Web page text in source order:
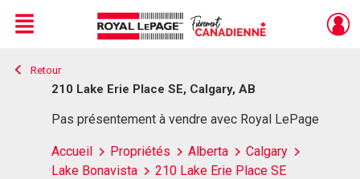
Live
En Direct
Menu
Retour
210 Lake Erie Place SE, Calgary, AB
Pas présentement à vendre avec Royal LePage
Accueil Propriétés Alberta
Calgary
Lake Bonavista
210 Lake Erie Place SE